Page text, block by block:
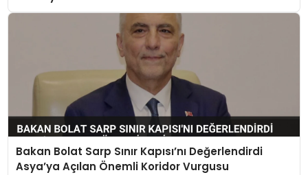
Bakan Bolat Sarp Sınır Kapısı’nı Değerlendirdi
Asya’ya Açılan Önemli Koridor Vurgusu